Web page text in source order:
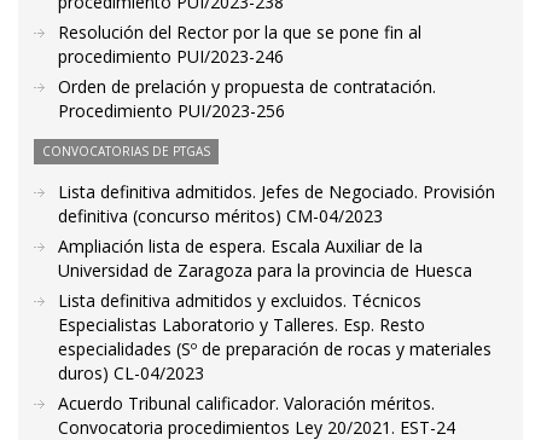
Resolución del Rector por la que se pone fin al
procedimiento PUI/2023-246
Orden de prelación y propuesta de contratación.
Procedimiento PUI/2023-256
CONVOCATORIAS DE PTGAS
Lista definitiva admitidos. Jefes de Negociado. Provisión
definitiva (concurso méritos) CM-04/2023
Ampliación lista de espera. Escala Auxiliar de la
Universidad de Zaragoza para la provincia de Huesca
Lista definitiva admitidos y excluidos. Técnicos
Especialistas Laboratorio y Talleres. Esp. Resto
especialidades (Sº de preparación de rocas y materiales
duros) CL-04/2023
Acuerdo Tribunal calificador. Valoración méritos.
Convocatoria procedimientos Ley 20/2021. EST-24